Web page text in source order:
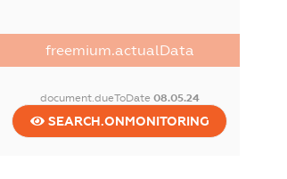
freemium.actualData
document.dueToDate 08.05.24
SEARCH.ONMONITORING